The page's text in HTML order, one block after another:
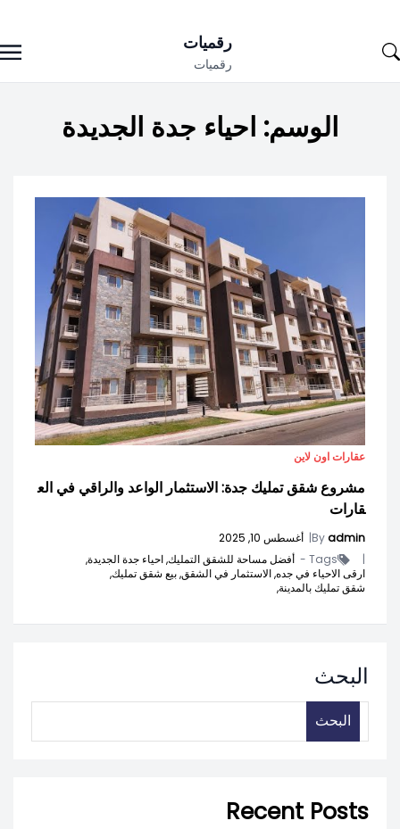
to
رقميات
رقميات
الوسم: احياء جدة الجديدة
عقارات اون لاين
مشروع شقق تمليك جدة: الاستثمار الواعد والراقي في الع
قارات
Byadmin
| أغسطس 10, 2025
|
Tags - أفضل مساحة للشقق التمليك,احياء جدة الجديدة,
ارقى الاحياء في جده,الاستثمار في الشقق,بيع شقق تمليك,
شقق تمليك بالمدينة,
البحث
البحث
Recent Posts